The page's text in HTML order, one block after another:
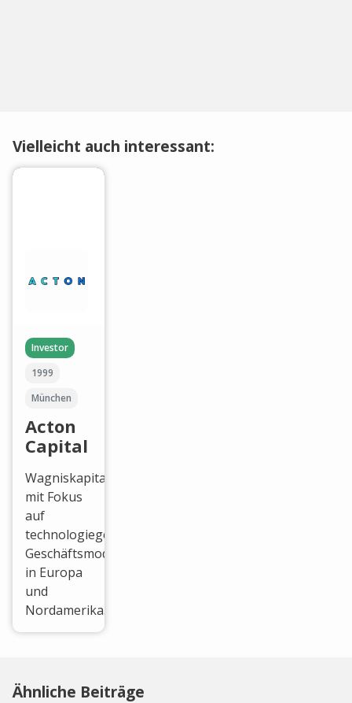
Vielleicht auch interessant:
Investor
1999
München
Acton
Capital
Wagniskapitalgeber
mit Fokus
auf
technologiegestütze
Geschäftsmodelle
in Europa
und
Nordamerika.
Ähnliche Beiträge